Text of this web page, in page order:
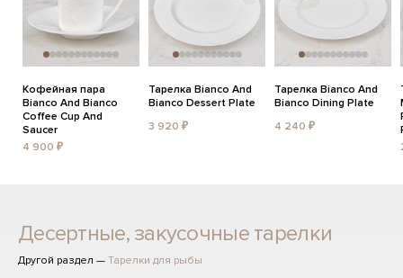
Кофейная пара
Bianco And Bianco
Coffee Cup And
Saucer
4 900 ₽
Тарелка Bianco And
Bianco Dessert Plate
3 920 ₽
Тарелка Bianco And
Bianco Dining Plate
4 240 ₽
Десертные, закусочные тарелки
Другой раздел — Тарелки для рыбы